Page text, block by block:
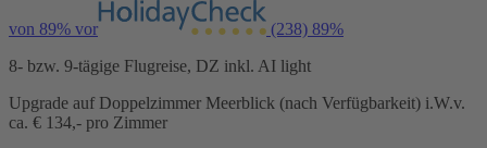
von 89% vor (238) 89%
8- bzw. 9-tägige Flugreise, DZ inkl. AI light
Upgrade auf Doppelzimmer Meerblick (nach Verfügbarkeit) i.W.v.
ca. € 134,- pro Zimmer